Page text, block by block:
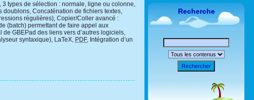
types de sélection : normale, ligne ou colonne,
doublons, Concaténation de fichiers textes,
régulières), Copier/Coller avancé :
(batch) permettant de faire appel aux
GBEPad des liens vers d’autres logiciels,
syntaxique), LaTeX, PDF, Intégration d’un
Recherche
Rechercher